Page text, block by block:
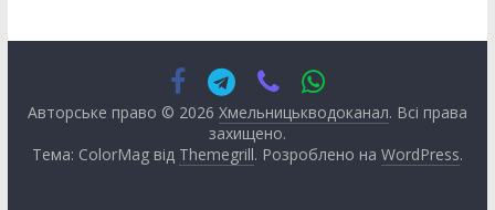
Авторське право © 2026 Хмельницькводоканал. Всі права
захищено.
Тема: ColorMag від Themegrill. Розроблено на WordPress.